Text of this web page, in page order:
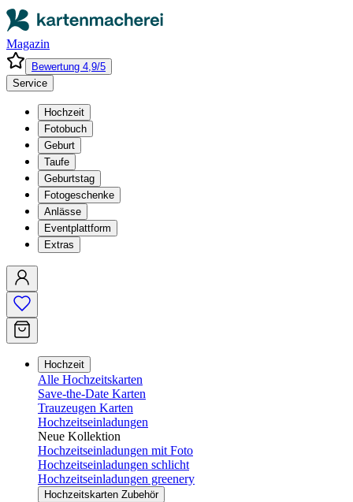
Magazin
Bewertung 4,9/5
Service
Hochzeit
Fotobuch
Geburt
Taufe
Geburtstag
Fotogeschenke
Anlässe
Eventplattform
Extras
Hochzeit
Alle Hochzeitskarten
Save-the-Date Karten
Trauzeugen Karten
Hochzeitseinladungen
Neue Kollektion
Hochzeitseinladungen mit Foto
Hochzeitseinladungen schlicht
Hochzeitseinladungen greenery
Hochzeitskarten Zubehör